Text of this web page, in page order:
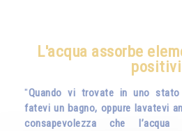
L'acqua assorbe
positivi
"Quando vi trovate in uno stato
fatevi un bagno, oppure lavatevi
consapevolezza che